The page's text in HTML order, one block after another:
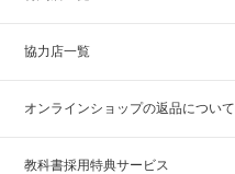
協力店一覧
オンラインショップの返品について
教科書採用特典サービス